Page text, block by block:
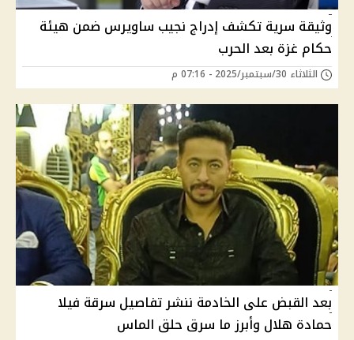
وثيقة سرية تكشف إدراج نجيب ساويرس ضمن هيئة
حكام غزة بعد الحرب
الثلاثاء 30/سبتمبر/2025 - 07:16 م
بعد القبض على الخادمة ننشر تفاصيل سرقة فيلا
حمادة هلال وأبرز ما سرق حلق الماس